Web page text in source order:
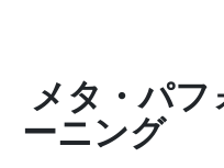
メタ・パフ
ーニング